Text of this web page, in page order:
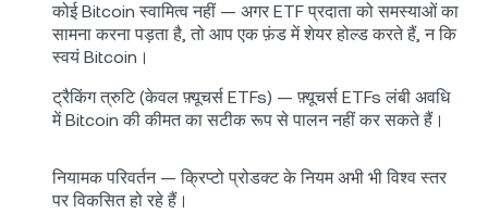
कोई Bitcoin स्वामित्व नहीं — अगर ETF प्रदाता को समस्याओं का
सामना करना पड़ता है, तो आप एक फ़ंड में शेयर होल्ड करते हैं, न कि
स्वयं Bitcoin।
ट्रैकिंग त्रुटि (केवल फ़्यूचर्स ETFs) — फ़्यूचर्स ETFs लंबी अवधि
में Bitcoin की कीमत का सटीक रूप से पालन नहीं कर सकते हैं।
नियामक परिवर्तन — क्रिप्टो प्रोडक्ट के नियम अभी भी विश्व स्तर
पर विकसित हो रहे हैं।